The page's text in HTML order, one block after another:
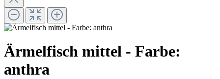
Ärmelfisch mittel - Farbe:
anthra